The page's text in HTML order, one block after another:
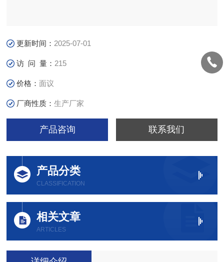
更新时间： 2025-07-01
访 问 量： 215
价格：面议
厂商性质：生产厂家
产品咨询 联系我们
产品分类
CLASSIFICATION
相关文章
ARTICLES